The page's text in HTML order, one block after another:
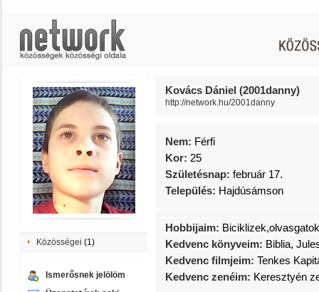
Közösségei (1)
Ismerősnek jelölöm
Kovács Dániel (2001danny)
http://network.hu/2001danny
Nem: Férfi
Kor: 25
Születésnap: február 17.
Település: Hajdúsámson
Hobbijaim:
Kedvenc könyveim: Biblia,
Kedvenc filmjeim: Tenkes
Kedvenc zenéim: Keresztyén